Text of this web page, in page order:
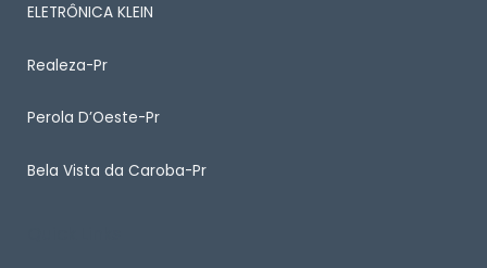
ELETRÔNICA KLEIN
Realeza-Pr
Perola D’Oeste-Pr
Bela Vista da Caroba-Pr